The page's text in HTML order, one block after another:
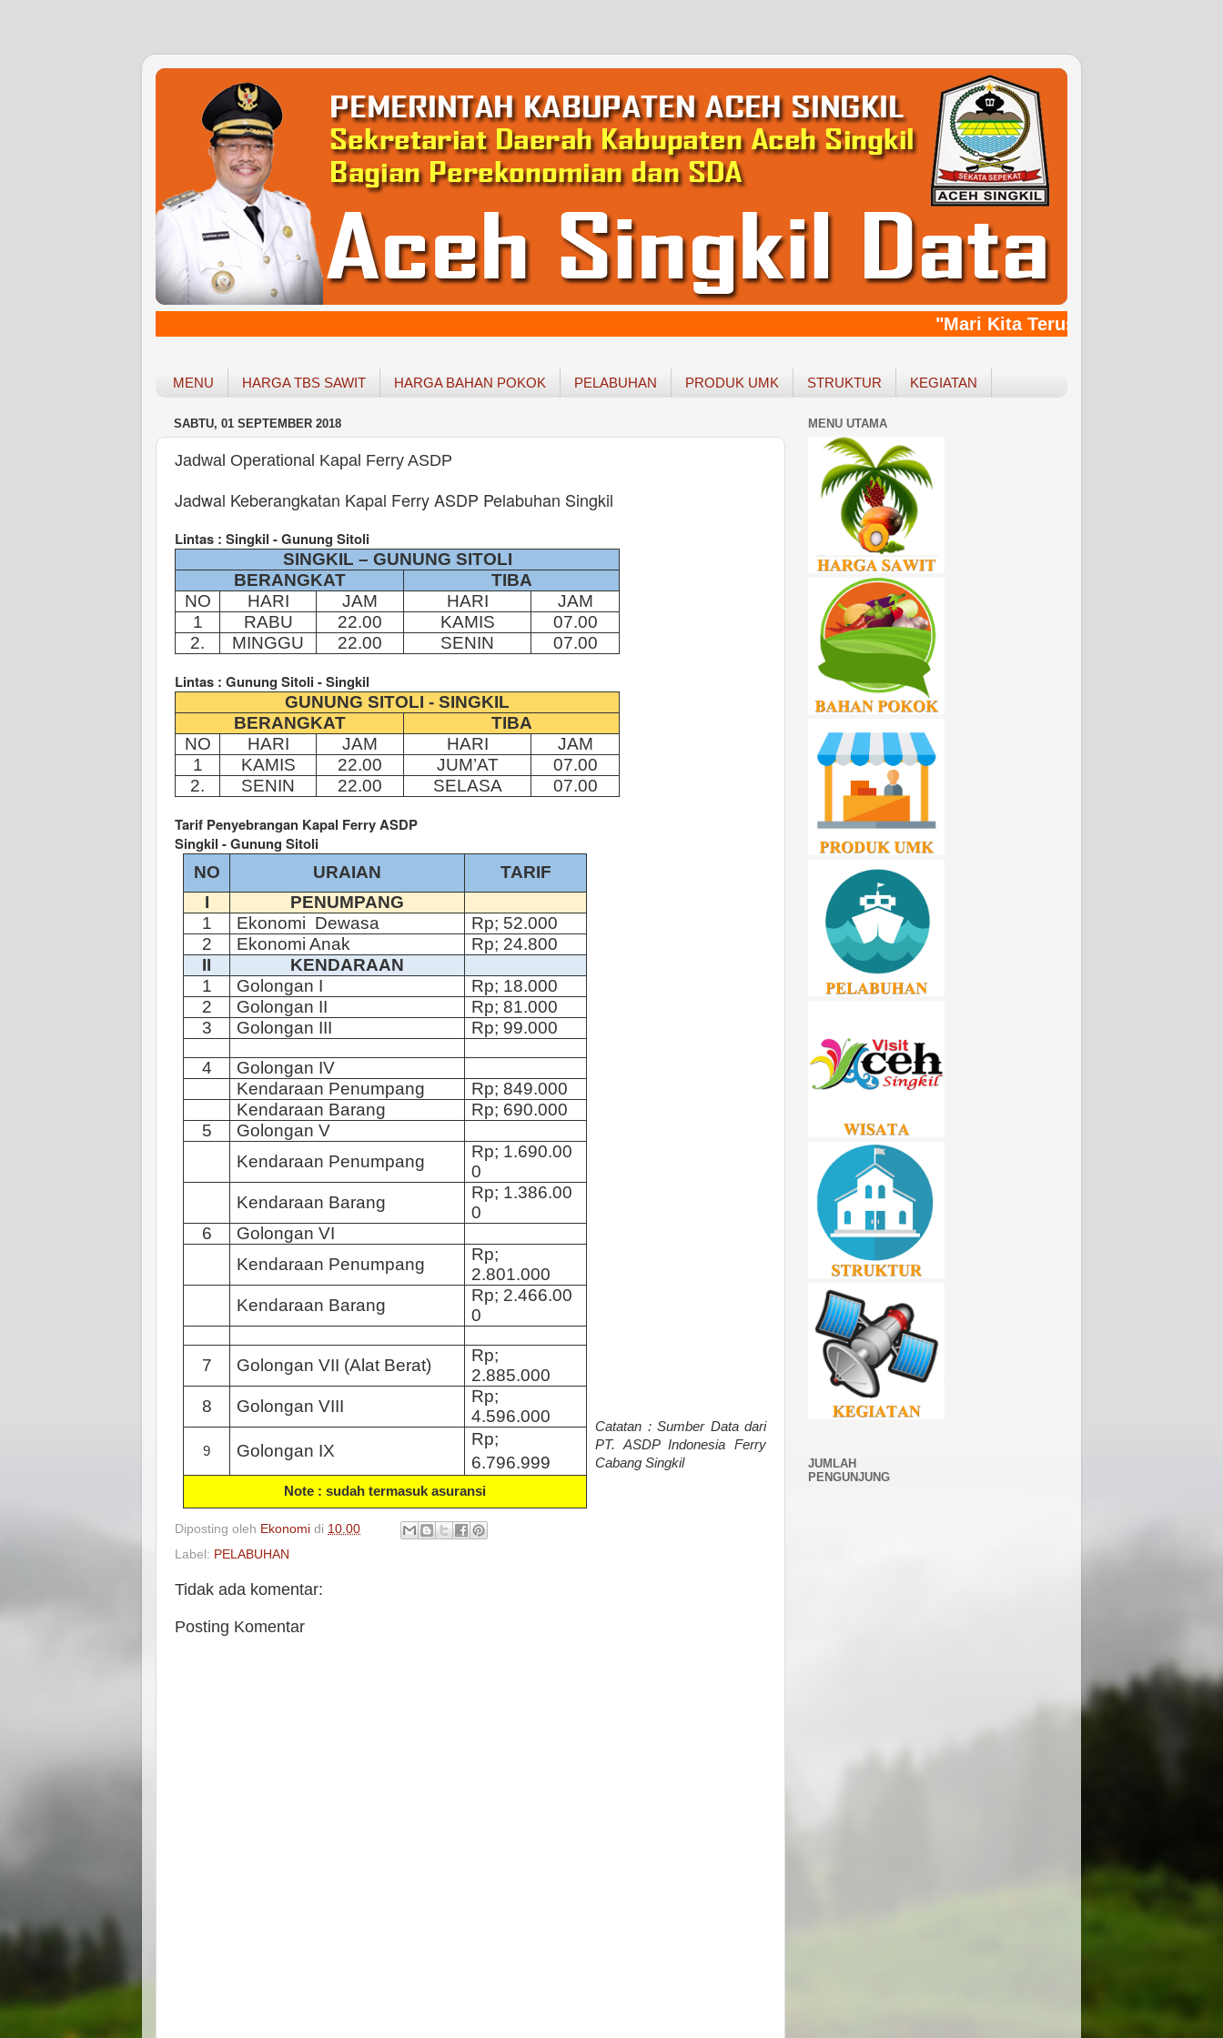
"Mari Kita Terus Bersinergy,
MENU HARGA TBS SAWIT HARGA BAHAN POKOK PELABUHAN PRODUK UMK STRUKTUR KEGIATAN
SABTU, 01 SEPTEMBER 2018
Jadwal Operational Kapal Ferry ASDP
Jadwal Keberangkatan Kapal Ferry ASDP Pelabuhan Singkil
Lintas : Singkil - Gunung Sitoli
SINGKIL – GUNUNG SITOLI
BERANGKAT
TIBA
NO
HARI JAM HARI
JAM
1
RABU 22.00 KAMIS
07.00
2.
MINGGU 22.00 SENIN 07.00
Lintas : Gunung Sitoli - Singkil
GUNUNG SITOLI - SINGKIL
BERANGKAT
TIBA
NO
HARI JAM HARI
JAM
1
KAMIS 22.00 JUM’AT
07.00
2.
SENIN 22.00 SELASA 07.00
Tarif Penyebrangan Kapal Ferry ASDP
Singkil - Gunung Sitoli
NO URAIAN
TARIF
I
PENUMPANG
1
Ekonomi Dewasa Rp; 52.000
2
Ekonomi Anak Rp; 24.800
II
KENDARAAN
1
Golongan I Rp; 18.000
2
Golongan II Rp; 81.000
3
Golongan III Rp; 99.000
4 Golongan IV
Kendaraan Penumpang
Rp;849.000
Kendaraan Barang Rp; 690.000
5
Golongan V
Kendaraan Penumpang
Rp; 1.690.00
0
Kendaraan Barang
Rp; 1.386.00
0
6
Golongan VI
Kendaraan Penumpang
Rp;
2.801.000
Kendaraan Barang
Rp; 2.466.00
0
7 Golongan VII (Alat Berat)
Rp;
2.885.000
8
Golongan VIII
Rp;
4.596.000
9 Golongan IX
Rp;
6.796.999
Note : sudah termasuk asuransi
Catatan : Sumber Data dari
PT. ASDP Indonesia Ferry
Cabang Singkil
Diposting oleh Ekonomi di 10.00
Label: PELABUHAN
Tidak ada komentar:
Posting Komentar
MENU UTAMA
JUMLAH
PENGUNJUNG